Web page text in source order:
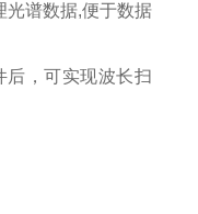
光谱数据,便于数据
后，可实现波长扫